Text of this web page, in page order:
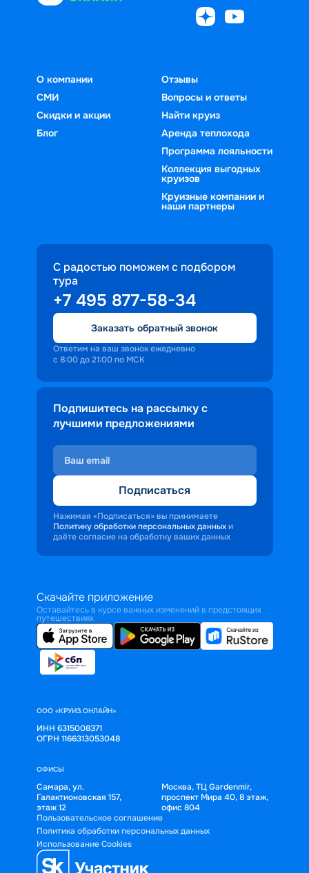
О компании
СМИ
Скидки и акции
Блог
Отзывы
Вопросы и ответы
Найти круиз
Аренда теплохода
Программа лояльности
Коллекция выгодных
круизов
Круизные компании и
наши партнеры
С радостью поможем с подбором
тура
+7 495 877-58-34
Заказать обратный звонок
Ответим на ваш звонок ежедневно
с 8:00 до 21:00 по МСК
Подпишитесь на рассылку с
лучшими предложениями
Подписаться
Нажимая «Подписаться» вы принимаете
Политику обработки персональных данных и
даёте согласие на обработку ваших данных
Скачайте приложение
Оставайтесь в курсе важных изменений в предстоящих
путешествиях
ООО «КРУИЗ.ОНЛАЙН»
ИНН 6315008371
ОГРН 1166313053048
ОФИСЫ
Самара, ул.
Галактионовская 157,
этаж 12
Москва, ТЦ Gardenmir,
проспект Мира 40, 8 этаж,
офис 804
Пользовательское соглашение
Политика обработки персональных данных
Использование Cookies